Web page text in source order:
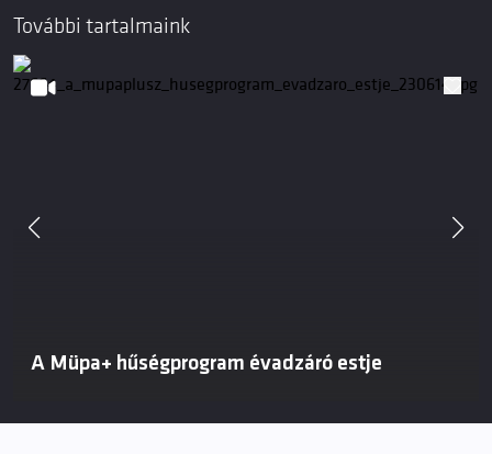
További tartalmaink
A Müpa+ hűségprogram évadzáró estje